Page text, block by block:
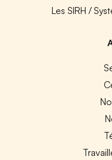
Les SIRH /